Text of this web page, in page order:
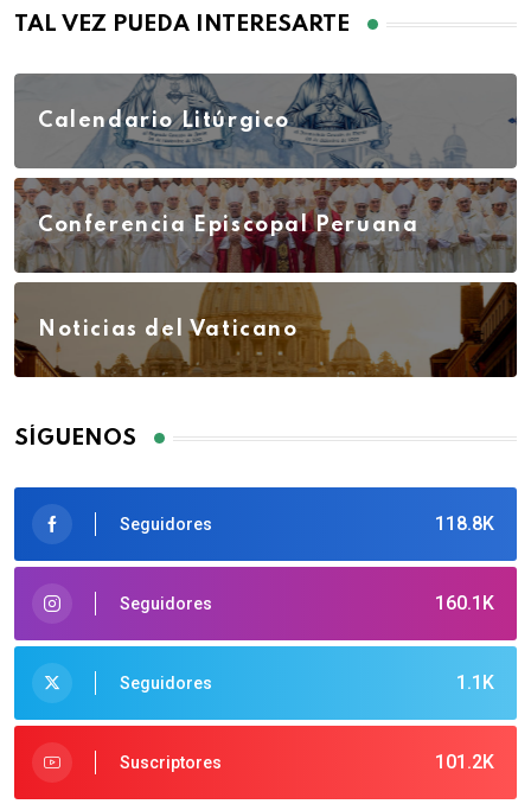
TAL VEZ PUEDA INTERESARTE
Calendario Litúrgico
Conferencia Episcopal Peruana
Noticias del Vaticano
SÍGUENOS
118.8K
Seguidores
160.1K
Seguidores
1.1K
Seguidores
101.2K
Suscriptores